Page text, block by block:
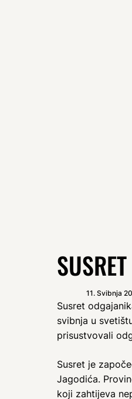
11. Svibnja
Susret
svibnja u
prisustvovali
Susret je
Jagodića.
koji zahtijeva